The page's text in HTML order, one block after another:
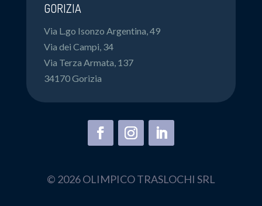
GORIZIA
Via L.go Isonzo Argentina, 49
Via dei Campi, 34
Via Terza Armata, 137
34170 Gorizia
© 2026 OLIMPICO TRASLOCHI SRL